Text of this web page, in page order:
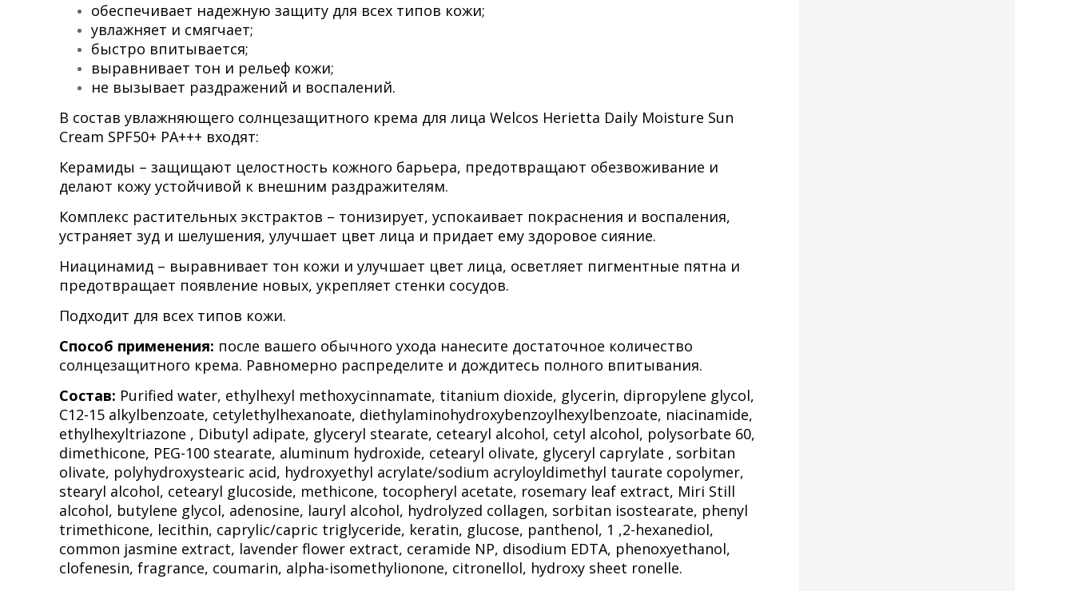
обеспечивает надежную защиту для всех типов кожи;
увлажняет и смягчает;
быстро впитывается;
выравнивает тон и рельеф кожи;
не вызывает раздражений и воспалений.
В состав увлажняющего солнцезащитного крема для лица Welcos Herietta Daily Moisture Sun
Cream SPF50+ PA+++ входят:
Керамиды – защищают целостность кожного барьера, предотвращают обезвоживание и
делают кожу устойчивой к внешним раздражителям.
Комплекс растительных экстрактов – тонизирует, успокаивает покраснения и воспаления,
устраняет зуд и шелушения, улучшает цвет лица и придает ему здоровое сияние.
Ниацинамид – выравнивает тон кожи и улучшает цвет лица, осветляет пигментные пятна и
предотвращает появление новых, укрепляет стенки сосудов.
Подходит для всех типов кожи.
Способ применения: после вашего обычного ухода нанесите достаточное количество
солнцезащитного крема. Равномерно распределите и дождитесь полного впитывания.
Состав: Purified water, ethylhexyl methoxycinnamate, titanium dioxide, glycerin, dipropylene glycol,
C12-15 alkylbenzoate, cetylethylhexanoate, diethylaminohydroxybenzoylhexylbenzoate, niacinamide,
ethylhexyltriazone , Dibutyl adipate, glyceryl stearate, cetearyl alcohol, cetyl alcohol, polysorbate 60,
dimethicone, PEG-100 stearate, aluminum hydroxide, cetearyl olivate, glyceryl caprylate , sorbitan
olivate, polyhydroxystearic acid, hydroxyethyl acrylate/sodium acryloyldimethyl taurate copolymer,
stearyl alcohol, cetearyl glucoside, methicone, tocopheryl acetate, rosemary leaf extract, Miri Still
alcohol, butylene glycol, adenosine, lauryl alcohol, hydrolyzed collagen, sorbitan isostearate, phenyl
trimethicone, lecithin, caprylic/capric triglyceride, keratin, glucose, panthenol, 1 ,2-hexanediol,
common jasmine extract, lavender flower extract, ceramide NP, disodium EDTA, phenoxyethanol,
clofenesin, fragrance, coumarin, alpha-isomethylionone, citronellol, hydroxy sheet ronelle.